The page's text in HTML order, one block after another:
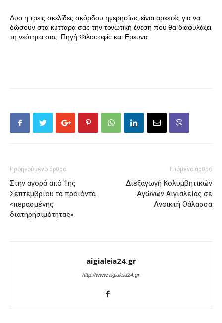
Δυο η τρεις σκελίδες σκόρδου ημερησίως είναι αρκετές για να
δώσουν στα κύτταρα σας την τονωτική ένεση που θα διαφυλάξει
τη νεότητα σας. Πηγή Φιλοσοφία και Ερευνα
Προηγούμενο άρθρο
Στην αγορά από 1ης
Σεπτεμβρίου τα προϊόντα
«περασμένης
διατηρησιμότητας»
Επόμενο άρθρο
Διεξαγωγή Κολυμβητικών
Αγώνων Αιγιαλείας σε
Ανοικτή Θάλασσα
aigialeia24.gr
http://www.aigialeia24.gr